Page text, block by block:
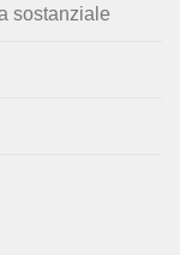
sostanziale